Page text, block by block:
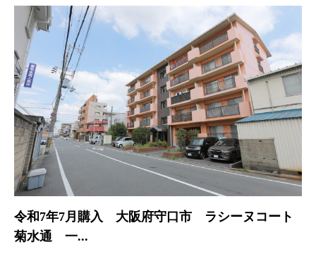
令和7年7月購入 大阪府守口市 ラシーヌコート
菊水通 一...